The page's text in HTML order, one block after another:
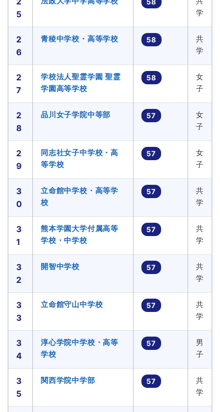
5
58
学
2
6
青稜中学校・高等学校 58
共
学
2
7
学校法人聖霊学園 聖霊
学園高等学校
58
女
子
2
8
品川女子学院中等部 57
女
子
2
9
同志社女子中学校・高
等学校
57
女
子
3
0
立命館中学校・高等学
校
57
共
学
3
1
熊本学園大学付属高等
学校・中学校
57
共
学
3
2
開智中学校 57
共
学
3
3
立命館守山中学校 57
共
学
3
4
淳心学院中学校・高等
学校
57
男
子
3
5
関西学院中学部 57
共
学